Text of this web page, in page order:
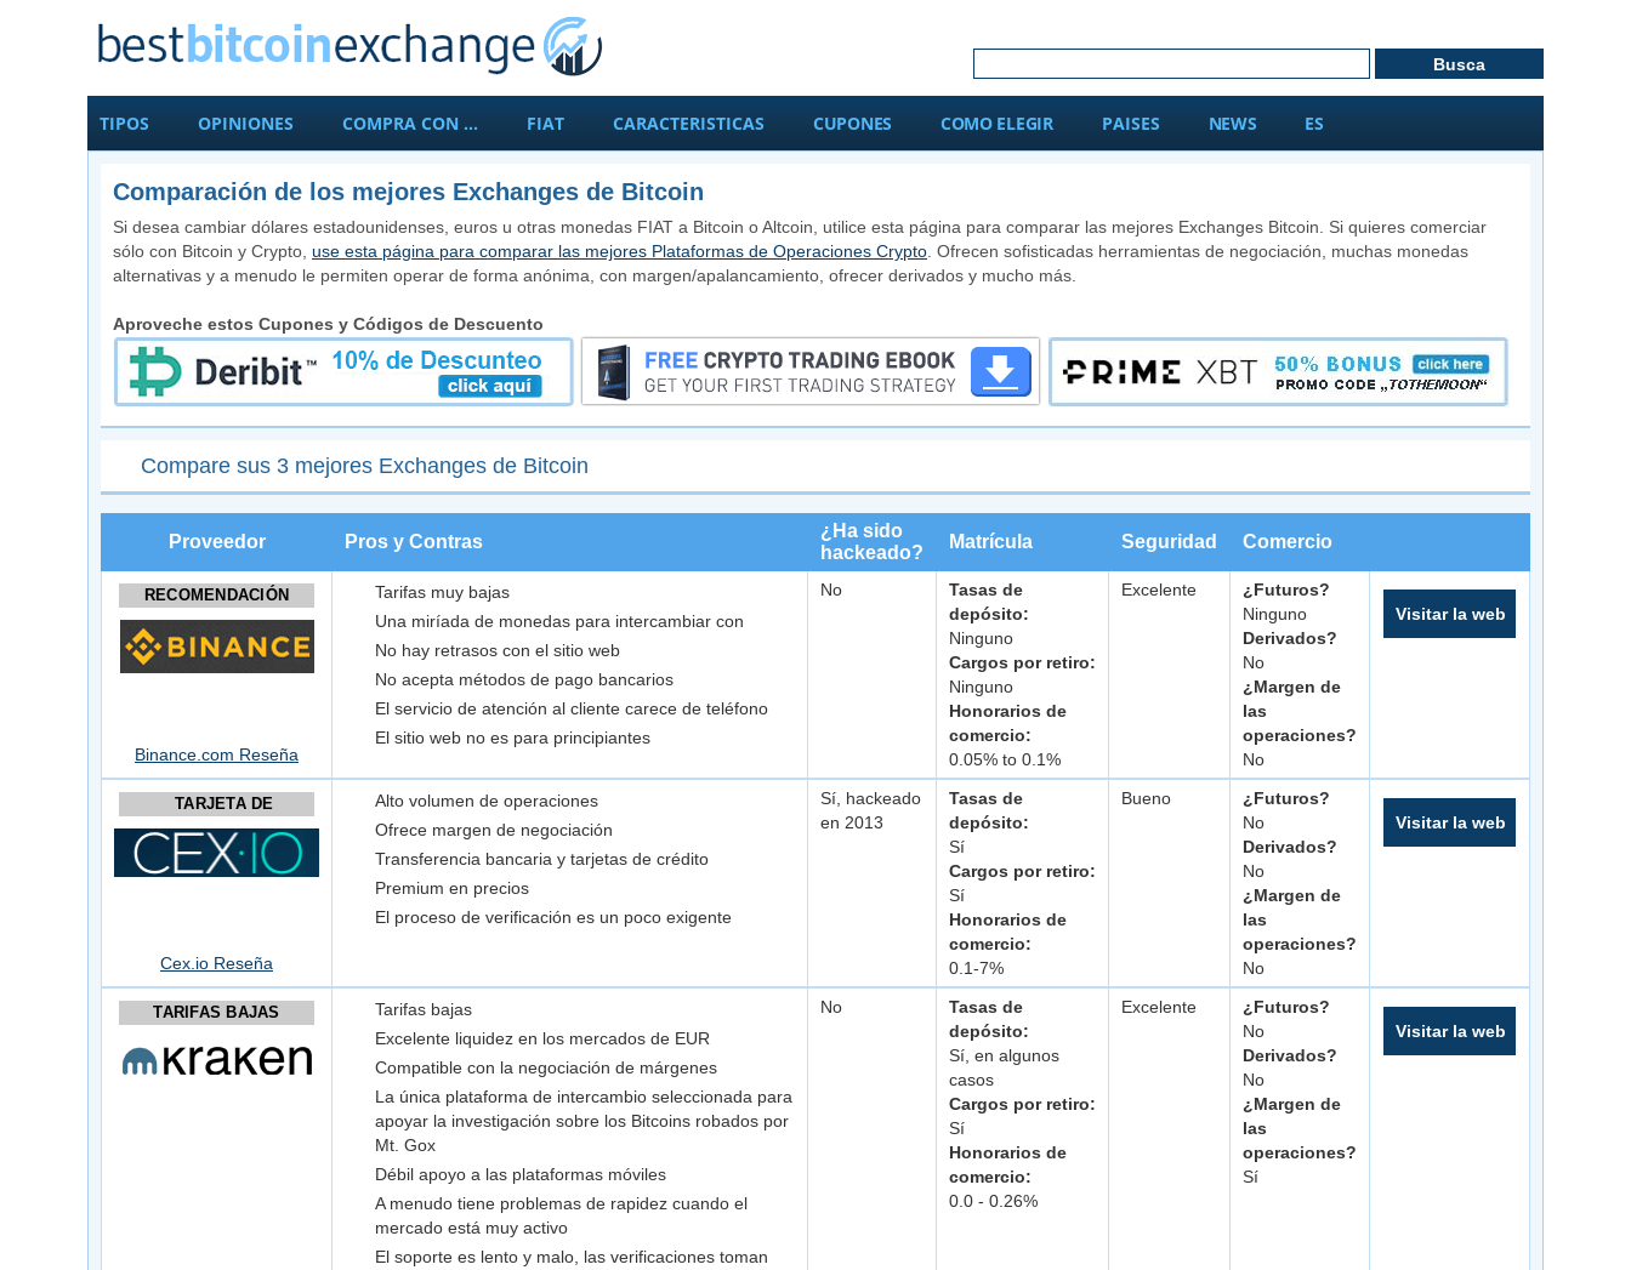
TIPOS OPINIONES COMPRA CON … FIAT CARACTERISTICAS CUPONES COMO ELEGIR PAISES NEWS ES
Comparación de los mejores Exchanges de Bitcoin
Si desea cambiar dólares estadounidenses, euros u otras monedas FIAT a Bitcoin o Altcoin, utilice esta página para comparar las mejores Exchanges Bitcoin. Si quieres comerciar
sólo con Bitcoin y Crypto, use esta página para comparar las mejores Plataformas de Operaciones Crypto . Ofrecen sofisticadas herramientas de negociación, muchas monedas
alternativas y a menudo le permiten operar de forma anónima, con margen/apalancamiento, ofrecer derivados y mucho más.
Aproveche estos Cupones y Códigos de Descuento
Compare sus 3 mejores Exchanges de Bitcoin
Proveedor Pros y Contras
¿Ha sido
hackeado?
Matrícula Seguridad Comercio
RECOMENDACIÓN
Tarifas muy bajas
Una miríada de monedas para intercambiar con
No hay retrasos con el sitio web
No acepta métodos de pago bancarios
El servicio de atención al cliente carece de teléfono
El sitio web no es para principiantes
No
Tasas de
depósito:
Ninguno
Cargos por retiro:
Ninguno
Honorarios de
comercio:
0.05% to 0.1%
Excelente
¿Futuros?
Ninguno
Derivados?
No
¿Margen de
las
operaciones?
No
Visitar la web
Binance.com Reseña
TARJETA DE
CREDITO
Alto volumen de operaciones
Ofrece margen de negociación
Transferencia bancaria y tarjetas de crédito
Premium en precios
El proceso de verificación es un poco exigente
Sí, hackeado
en 2013
Tasas de
depósito:
Sí
Cargos por retiro:
Sí
Honorarios de
comercio:
0.1-7%
Bueno
¿Futuros?
No
Derivados?
No
¿Margen de
las
operaciones?
No
Visitar la web
Cex.io Reseña
TARIFAS BAJAS
Tarifas bajas
Excelente liquidez en los mercados de EUR
Compatible con la negociación de márgenes
La única plataforma de intercambio seleccionada para
apoyar la investigación sobre los Bitcoins robados por
Mt. Gox
Débil apoyo a las plataformas móviles
A menudo tiene problemas de rapidez cuando el
mercado está muy activo
El soporte es lento y malo, las verificaciones toman
No
Tasas de
depósito:
Sí, en algunos
casos
Cargos por retiro:
Sí
Honorarios de
comercio:
0.0 - 0.26%
Excelente
¿Futuros?
No
Derivados?
No
¿Margen de
las
operaciones?
Sí
Visitar la web